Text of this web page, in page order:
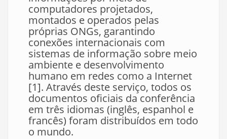
computadores projetados,
montados e operados pelas
próprias ONGs, garantindo
conexões internacionais com
sistemas de informação sobre meio
ambiente e desenvolvimento
humano em redes como a Internet
[1]. Através deste serviço, todos os
documentos oficiais da conferência
em três idiomas (inglês, espanhol e
francês) foram distribuídos em todo
o mundo.